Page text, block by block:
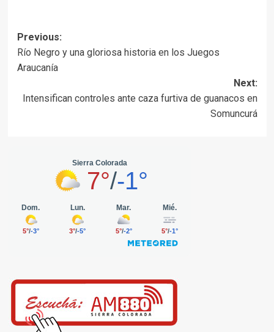
Post
navigation
Previous:
Río Negro y una gloriosa historia en los Juegos
Araucanía
Next:
Intensifican controles ante caza furtiva de guanacos en
Somuncurá